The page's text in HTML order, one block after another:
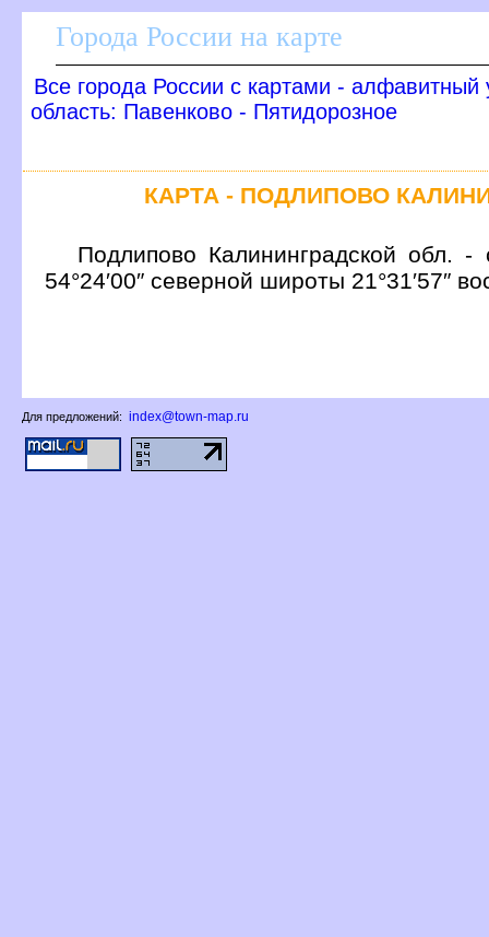
Города России на карте
се города России с картами - алфавитный
область: Павенково - Пятидорозное
КАРТА - ПОДЛИПОВО
Подлипово Калининградской обл.
54°24′00″ северной широты 21°31′57″
Для предложений: index@town-map.ru